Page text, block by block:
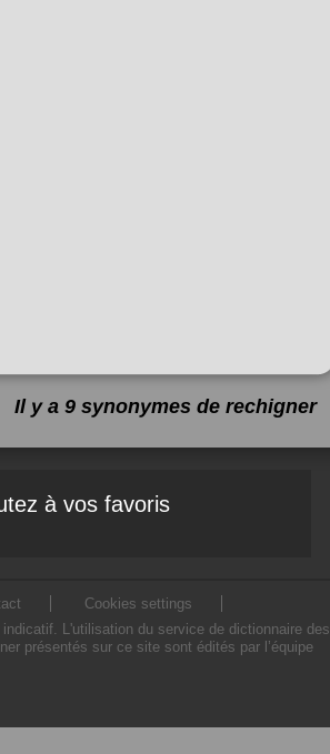
Il y a 9 synonymes de rechigner
à vos favoris
Cookies settings
L'utilisation du service de dictionnaire des
présentés sur ce site sont édités par l’équipe